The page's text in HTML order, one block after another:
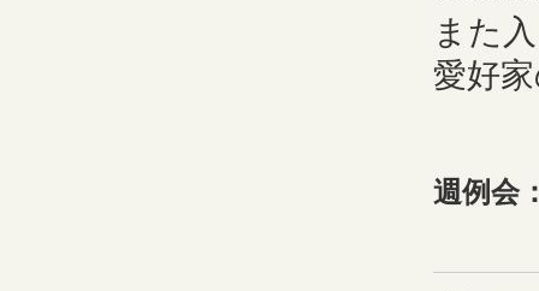
また
愛好
週例会